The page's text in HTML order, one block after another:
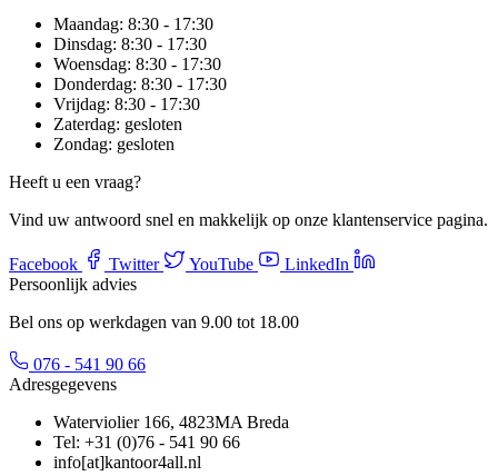
Maandag: 8:30 - 17:30
Dinsdag: 8:30 - 17:30
Woensdag: 8:30 - 17:30
Donderdag: 8:30 - 17:30
Vrijdag: 8:30 - 17:30
Zaterdag: gesloten
Zondag: gesloten
Heeft u een vraag?
Vind uw antwoord snel en makkelijk op onze klantenservice pagina.
Facebook Twitter YouTube
LinkedIn
Persoonlijk advies
Bel ons op werkdagen van 9.00 tot 18.00
076 - 541 90 66
Adresgegevens
Waterviolier 166, 4823MA Breda
Tel: +31 (0)76 - 541 90 66
info[at]kantoor4all.nl